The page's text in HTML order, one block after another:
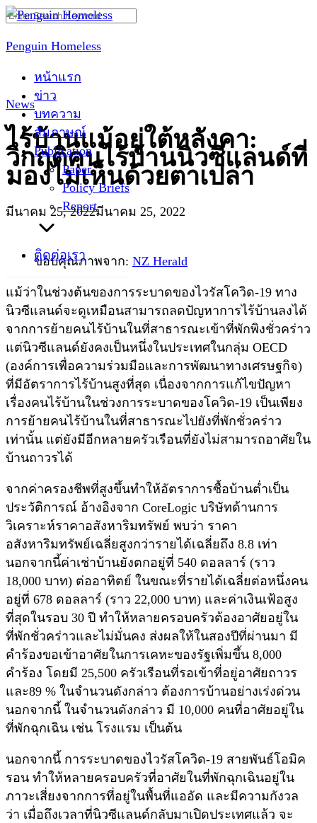
Skip
content
Penguin Homeless
หน้าแรก
ข่าว
บทความ
สัมภาษณ์
Publication
Paper
Policy Briefs
Report
ติดต่อเรา
Search
News
ไร้บ้านแม้อยู่ใต้หลังคา:
วิกฤติคนไร้บ้านนิวซีแลนด์ที่
มองไม่เห็นด้วยตาเปล่า
มีนาคม 25, 2022มีนาคม 25, 2022
ขอบคุณภาพจาก: NZ Herald
แม้ว่าในช่วงต้นของการระบาดของไวรัสโควิด-19 ทาง
นิวซีแลนด์จะดูเหมือนสามารถลดปัญหาการไร้บ้านลงได้
จากการย้ายคนไร้บ้านในที่สาธารณะเข้าที่พักพิงชั่วคร่าว
แต่นิวซีแลนด์ยังคงเป็นหนึ่งในประเทศในกลุ่ม OECD
(องค์การเพื่อความร่วมมือและการพัฒนาทางเศรษฐกิจ)
ที่มีอัตราการไร้บ้านสูงที่สุด เนื่องจากการแก้ไขปัญหา
เรื่องคนไร้บ้านในช่วงการระบาดของโควิด-19 เป็นเพียง
การย้ายคนไร้บ้านในที่สาธารณะไปยังที่พักชั่วคร่าว
เท่านั้น แต่ยังมีอีกหลายครัวเรือนที่ยังไม่สามารถอาศัยใน
บ้านถาวรได้
จากค่าครองชีพที่สูงขึ้นทำให้อัตราการซื้อบ้านต่ำเป็น
ประวัติการณ์ อ้างอิงจาก CoreLogic บริษัทด้านการ
วิเคราะห์ราคาอสังหาริมทรัพย์ พบว่า ราคา
อสังหาริมทรัพย์เฉลี่ยสูงกว่ารายได้เฉลี่ยถึง 8.8 เท่า
นอกจากนี้ค่าเช่าบ้านยังตกอยู่ที่ 540 ดอลลาร์ (ราว
18,000 บาท) ต่ออาทิตย์ ในขณะที่รายได้เฉลี่ยต่อหนึ่งคน
อยู่ที่ 678 ดอลลาร์ (ราว 22,000 บาท) และค่าเงินเฟ้อสูง
ที่สุดในรอบ 30 ปี ทำให้หลายครอบครัวต้องอาศัยอยู่ใน
ที่พักชั่วคร่าวและไม่มั่นคง ส่งผลให้ในสองปีที่ผ่านมา มี
คำร้องขอเข้าอาศัยในการเคหะของรัฐเพิ่มขึ้น 8,000
คำร้อง โดยมี 25,500 ครัวเรือนที่รอเข้าที่อยู่อาศัยถาวร
และ89 % ในจำนวนดังกล่าว ต้องการบ้านอย่างเร่งด่วน
นอกจากนี้ ในจำนวนดังกล่าว มี 10,000 คนที่อาศัยอยู่ใน
ที่พักฉุกเฉิน เช่น โรงแรม เป็นต้น
นอกจากนี้ การระบาดของไวรัสโควิด-19 สายพันธ์โอมิค
รอน ทำให้หลายครอบครัวที่อาศัยในที่พักฉุกเฉินอยู่ใน
ภาวะเสี่ยงจากการที่อยู่ในพื้นที่แออัด และมีความกังวล
ว่า เมื่อถึงเวลาที่นิวซีแลนด์กลับมาเปิดประเทศแล้ว จะ